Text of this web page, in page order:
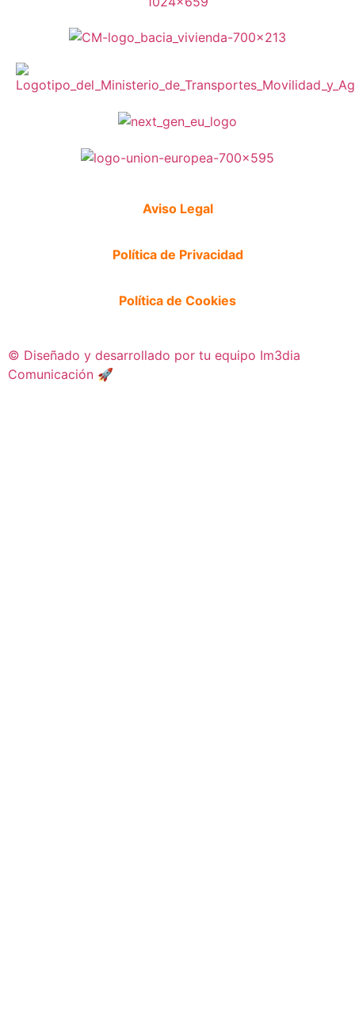
Aviso Legal
Política de Privacidad
Política de Cookies
©️ Diseñado y desarrollado por tu equipo Im3dia
Comunicación 🚀